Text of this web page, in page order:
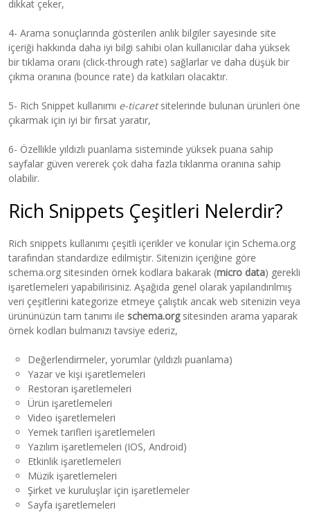
dikkat çeker,
4- Arama sonuçlarında gösterilen anlık bilgiler sayesinde site
içeriği hakkında daha iyi bilgi sahibi olan kullanıcılar daha yüksek
bir tıklama oranı (click-through rate) sağlarlar ve daha düşük bir
çıkma oranına (bounce rate) da katkıları olacaktır.
5- Rich Snippet kullanımı e-ticaretsitelerinde bulunan ürünleri öne
çıkarmak için iyi bir fırsat yaratır,
6- Özellikle yıldızlı puanlama sisteminde yüksek puana sahip
sayfalar güven vererek çok daha fazla tıklanma oranına sahip
olabilir.
Rich Snippets Çeşitleri Nelerdir?
Rich snippets kullanımı çeşitli içerikler ve konular için Schema.org
tarafından standardize edilmiştir. Sitenizin içeriğine göre
schema.org sitesinden örnek kodlara bakarak (micro data) gerekli
işaretlemeleri yapabilirisiniz. Aşağıda genel olarak yapılandırılmış
veri çeşitlerini kategorize etmeye çalıştık ancak web sitenizin veya
ürününüzün tam tanımı ileschema.orgsitesinden arama yaparak
örnek kodları bulmanızı tavsiye ederiz,
Değerlendirmeler, yorumlar (yıldızlı puanlama)
Yazar ve kişi işaretlemeleri
Restoran işaretlemeleri
Ürün işaretlemeleri
Video işaretlemeleri
Yemek tarifleri işaretlemeleri
Yazılım işaretlemeleri (IOS, Android)
Etkinlik işaretlemeleri
Müzik işaretlemeleri
Şirket ve kuruluşlar için işaretlemeler
Sayfa işaretlemeleri